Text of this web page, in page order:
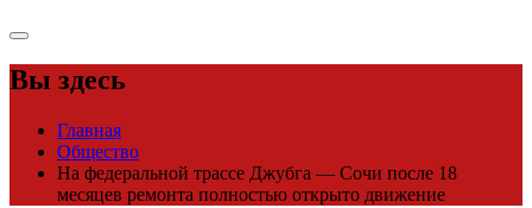
Вы здесь
Главная
Общество
На федеральной трассе Джубга — Сочи после 18
месяцев ремонта полностью открыто движение